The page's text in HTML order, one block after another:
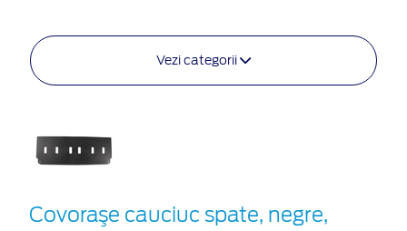
Vezi categorii
Covoraşe cauciuc spate, negre,